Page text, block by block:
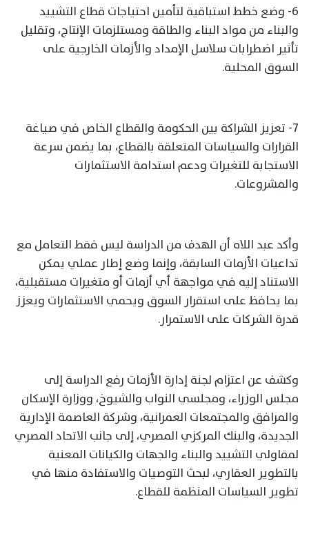
6- وضع خطط استباقية لتأمين احتياجات قطاع التشييد
والبناء من مواد البناء والطاقة ومستلزمات الإنتاج، وتقليل
تأثير اضطرابات سلاسل الإمداد والأزمات الخارجية على
السوق المحلية.
7- تعزيز الشراكة بين الحكومة والقطاع الخاص في صياغة
القرارات والسياسات المتعلقة بالقطاع، بما يضمن سرعة
الاستجابة للتغيرات ودعم استدامة الاستثمارات
والمشروعات.
وأكد عبد اللاه أن الهدف من الدراسة ليس فقط التعامل مع
تداعيات الأزمات السابقة، وإنما وضع إطار عملي يمكن
الاستناد إليه في مواجهة أي أزمات أو متغيرات مستقبلية،
بما يحافظ على استقرار السوق ويحمي الاستثمارات ويعزز
قدرة الشركات على الاستمرار.
وكشف عن اعتزام لجنة إدارة الأزمات رفع الدراسة إلى
مجلس الوزراء، ومجلسي النواب والشيوخ، ووزارة الإسكان
والمرافق والمجتمعات العمرانية، وشركة العاصمة الإدارية
الجديدة، والبنك المركزي المصري، إلى جانب الاتحاد المصري
لمقاولي التشييد والبناء والجهات والكيانات المعنية
بالتطوير العقاري، لبحث التوصيات والاستفادة منها في
تطوير السياسات المنظمة للقطاع.